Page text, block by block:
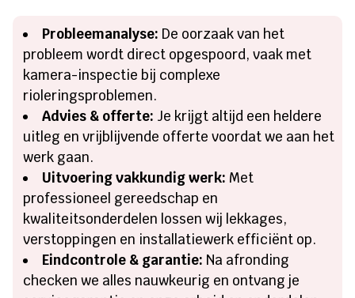
Probleemanalyse: De oorzaak van het
probleem wordt direct opgespoord, vaak met
kamera-inspectie bij complexe
rioleringsproblemen.
Advies & offerte: Je krijgt altijd een heldere
uitleg en vrijblijvende offerte voordat we aan het
werk gaan.
Uitvoering vakkundig werk: Met
professioneel gereedschap en
kwaliteitsonderdelen lossen wij lekkages,
verstoppingen en installatiewerk efficiënt op.
Eindcontrole & garantie: Na afronding
checken we alles nauwkeurig en ontvang je